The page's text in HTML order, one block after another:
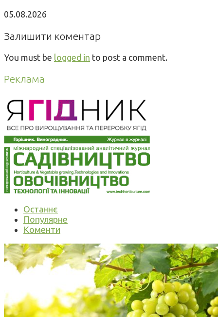
05.08.2026
Залишити коментар
You must be logged in to post a comment.
Реклама
Останнє
Популярне
Коменти